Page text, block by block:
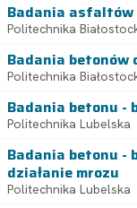
Badania asfaltów
Politechnika
Badania betonów
Politechnika
Badania betonu -
Politechnika Lubelska
Badania betonu -
działanie mrozu
Politechnika Lubelska